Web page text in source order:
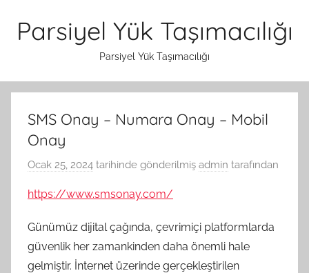
Parsiyel Yük Taşımacılığı
Parsiyel Yük Taşımacılığı
SMS Onay – Numara Onay – Mobil
Onay
Ocak 25, 2024 tarihinde gönderilmiş admin tarafından
https://www.smsonay.com/
Günümüz dijital çağında, çevrimiçi platformlarda
güvenlik her zamankinden daha önemli hale
gelmiştir. İnternet üzerinde gerçekleştirilen